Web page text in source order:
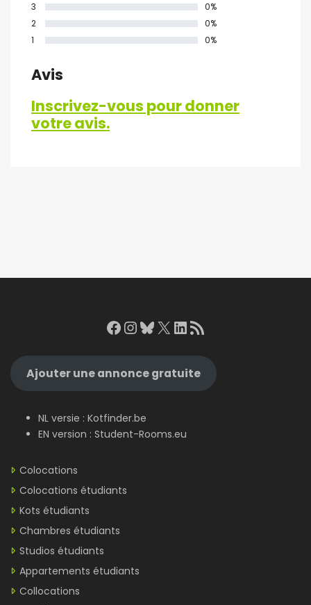
3
0%
2
0%
1
0%
Avis
Inscrivez-vous pour donner
votre avis.
Facebook
Instagram
Bluesky
X LinkedIn
RSS Feed
Ajouter une annonce gratuite
NL versie : Kotfinder.be
EN version : Student-Rooms.eu
Colocations
Colocations étudiants
Kots étudiants
Chambres étudiants
Studios étudiants
Appartements étudiants
Collocations